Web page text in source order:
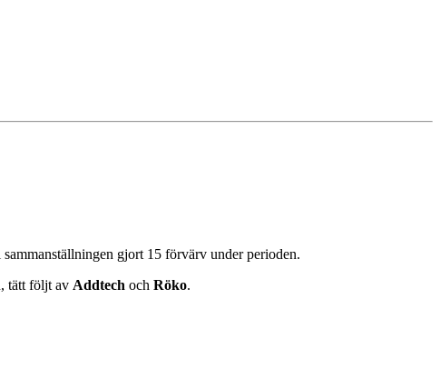
gjort 15 förvärv under perioden.
tätt följt av Addtech och Röko.